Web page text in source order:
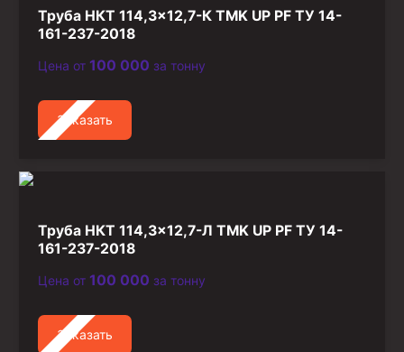
Труба НКТ 114,3×12,7-К TMK UP PF ТУ 14-
161-237-2018
Цена от 100 000 за тонну
Заказать
Труба НКТ 114,3×12,7-Л TMK UP PF ТУ 14-
161-237-2018
Цена от 100 000 за тонну
Заказать